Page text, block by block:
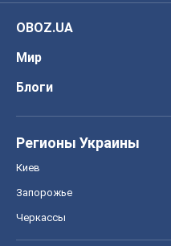
OBOZ.UA
Мир
Блоги
Регионы Украины
Киев
Запорожье
Черкассы